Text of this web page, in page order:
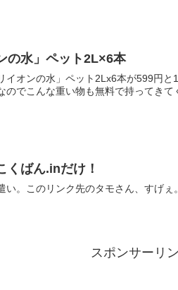
の水」ペット2L×6本
イオンの水」ペット2Lx6本が599円
も無料で持ってきてくれます。 宅配業者と大口契約を結
くばん.inだけ！
スポンサーリ